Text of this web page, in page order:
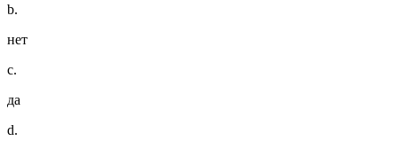
b.
нет
c.
да
d.